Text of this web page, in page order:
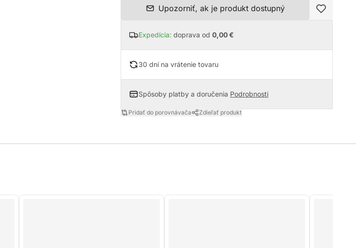
Upozorniť, ak je produkt dostupný
Expedícia: doprava od 0,00 €
30 dní na vrátenie tovaru
Spôsoby platby a doručenia Podrobnosti
Pridať do porovnávača Zdieľať produkt